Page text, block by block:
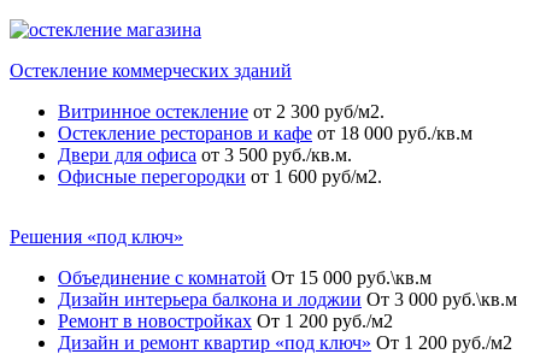
Остекление коммерческих зданий
Витринное остекление от 2 300 руб/м2.
Остекление ресторанов и кафе от 18 000 руб./кв.м
Двери для офиса от 3 500 руб./кв.м.
Офисные перегородки от 1 600 руб/м2.
Решения «под ключ»
Объединение с комнатой От 15 000 руб.\кв.м
Дизайн интерьера балкона и лоджии От 3 000 руб.\кв.м
Ремонт в новостройках От 1 200 руб./м2
Дизайн и ремонт квартир «под ключ» От 1 200 руб./м2